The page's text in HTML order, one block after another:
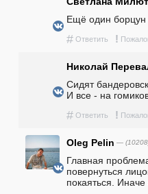
Ещё один борцун
# Ответить !
Николай
Сидят
И все - на
# Ответить !
Oleg Pelin —
Главная
повернуться
покаяться. Иначе